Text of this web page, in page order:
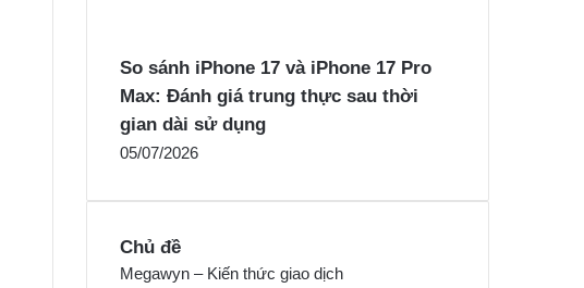
So sánh iPhone 17 và iPhone 17 Pro
Max: Đánh giá trung thực sau thời
gian dài sử dụng
05/07/2026
Chủ đề
Megawyn – Kiến thức giao dịch